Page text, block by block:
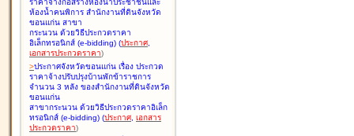
ราคาจ้างก่อสร้างห้องน้ำประชาชนและ
ห้องน้ำคนพิการ สำนักงานที่ดินจังหวัด
ขอนแก่น สาขา
กระนวน ด้วยวิธีประกวดราคา
อิเล็กทรอนิกส์ (e-bidding) (ประกาศ,
เอกสารประกวดราคา)
>ประกาศจังหวัดขอนแก่น เรื่อง ประกวด
ราคาจ้างปรับปรุงบ้านพักข้าราชการ
จำนวน 3 หลัง ของสำนักงานที่ดินจังหวัด
ขอนแก่น
สาขากระนวน ด้วยวิธีประกวดราคาอิเล็ก
ทรอนิกส์ (e-bidding) (ประกาศ, เอกสาร
ประกวดราคา)